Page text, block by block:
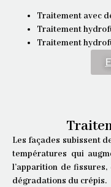
Traitement avec
Traitement
Traitement
Les façades subissent
températures qui
l’apparition de
dégradations du crépis.